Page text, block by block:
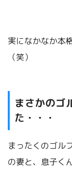
実になかなか本
（笑）
まさかのゴ
た・・・
まったくのゴル
の妻と、息子く